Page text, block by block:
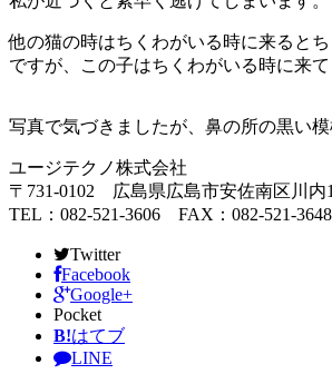
他の猫の時はちくわがいる時に来るとち
ですが、この子はちくわがいる時に来
写真で気づきましたが、鼻の所の黒い
ユージテクノ株式会社
〒731-0102 広島県広島市安佐南区川内
TEL：082-521-3606 FAX：082-521-3648
Twitter
Facebook
Google+
Pocket
B!はてブ
LINE